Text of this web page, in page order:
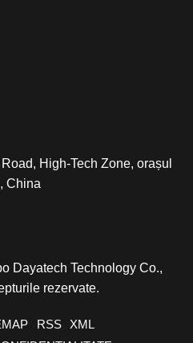
High-Tech Zone, orașul
China
Dayatech Technology Co.,
rezervate.
RSS
XML